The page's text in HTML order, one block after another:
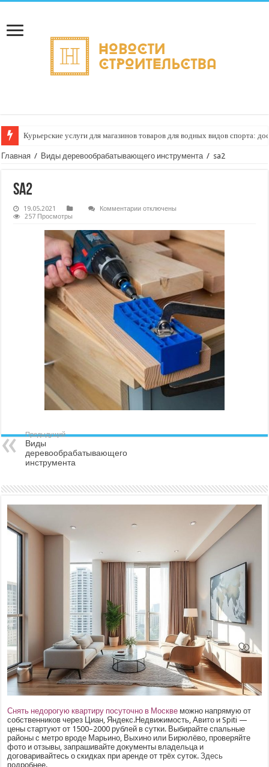
Курьерские услуги для магазинов товаров для водных видов спорта:
Главная / Виды деревообрабатывающего инструмента / sa2
sa2
19.05.2021 Комментариикотключены
257 Просмотры
Предыдущий
Виды
деревообрабатывающего
инструмента
Снять недорогую квартиру посуточно в Москве можно напрямую от
собственников через Циан, Яндекс.Недвижимость, Авито и Spiti —
цены стартуют от 1500–2000 рублей в сутки. Выбирайте спальные
районы с метро вроде Марьино, Выхино или Бирюлёво, проверяйте
фото и отзывы, запрашивайте документы владельца и
договаривайтесь о скидках при аренде от трёх суток.Здесь
подробнее.